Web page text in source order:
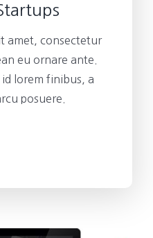
amet, consectetur
eu ornare ante.
lorem finibus, a
posuere.